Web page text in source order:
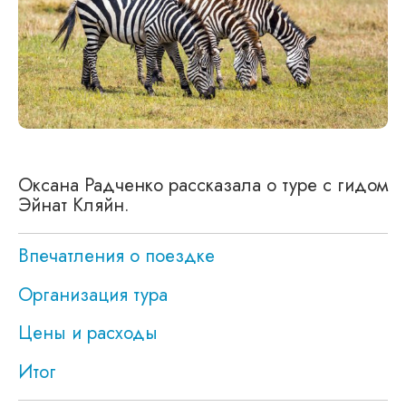
Оксана Радченко рассказала о туре с гидом
Эйнат Кляйн.
Впечатления о поездке
Организация тура
Цены и расходы
Итог